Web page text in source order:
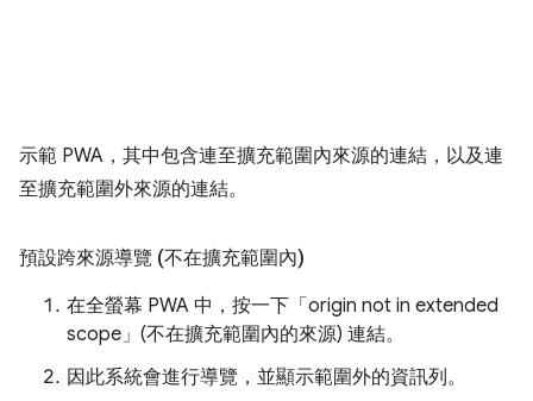
示範 PWA，其中包含連至擴充範圍內來源的連結，以及連
至擴充範圍外來源的連結。
預設跨來源導覽 (不在擴充範圍內)
在全螢幕 PWA 中，按一下「origin not in extended
scope」(不在擴充範圍內的來源) 連結。
因此系統會進行導覽，並顯示範圍外的資訊列。